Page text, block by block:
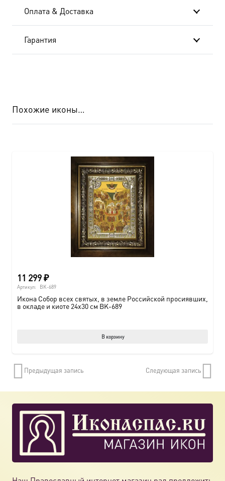
Оплата & Доставка
Гарантия
Похожие иконы…
11 299₽
Артикул: BK-689
Икона Собор всех святых, в земле Российской просиявших,
в окладе и киоте 24х30 см BK-689
В корзину
Предыдущая запись Следующая запись